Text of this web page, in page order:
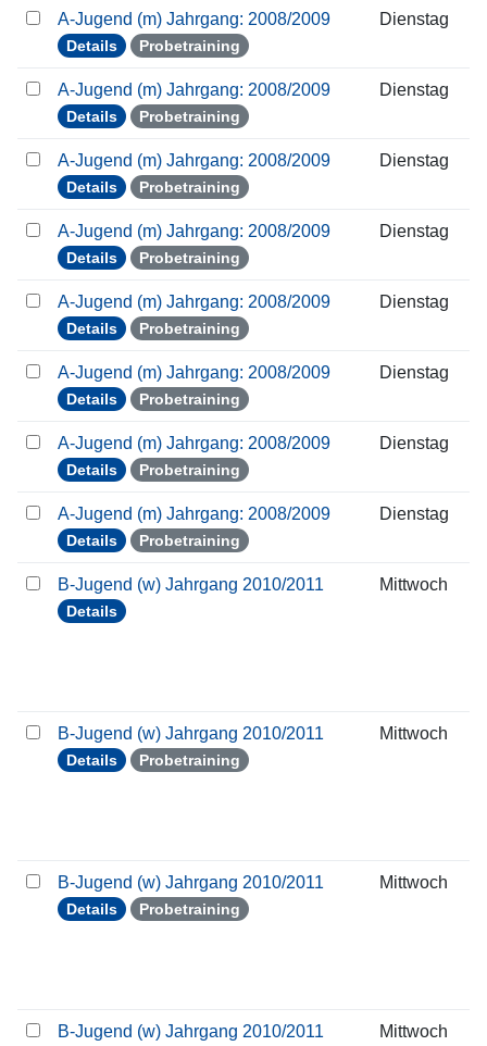
A-Jugend (m) Jahrgang: 2008/2009
Details Probetraining
Dienstag
A-Jugend (m) Jahrgang: 2008/2009
Details Probetraining
Dienstag
A-Jugend (m) Jahrgang: 2008/2009
Details Probetraining
Dienstag
A-Jugend (m) Jahrgang: 2008/2009
Details Probetraining
Dienstag
A-Jugend (m) Jahrgang: 2008/2009
Details Probetraining
Dienstag
A-Jugend (m) Jahrgang: 2008/2009
Details Probetraining
Dienstag
A-Jugend (m) Jahrgang: 2008/2009
Details Probetraining
Dienstag
A-Jugend (m) Jahrgang: 2008/2009
Details Probetraining
Dienstag
B-Jugend (w) Jahrgang 2010/2011
Details
Mittwoch
B-Jugend (w) Jahrgang 2010/2011
Details Probetraining
Mittwoch
B-Jugend (w) Jahrgang 2010/2011
Details Probetraining
Mittwoch
B-Jugend (w) Jahrgang 2010/2011 Mittwoch